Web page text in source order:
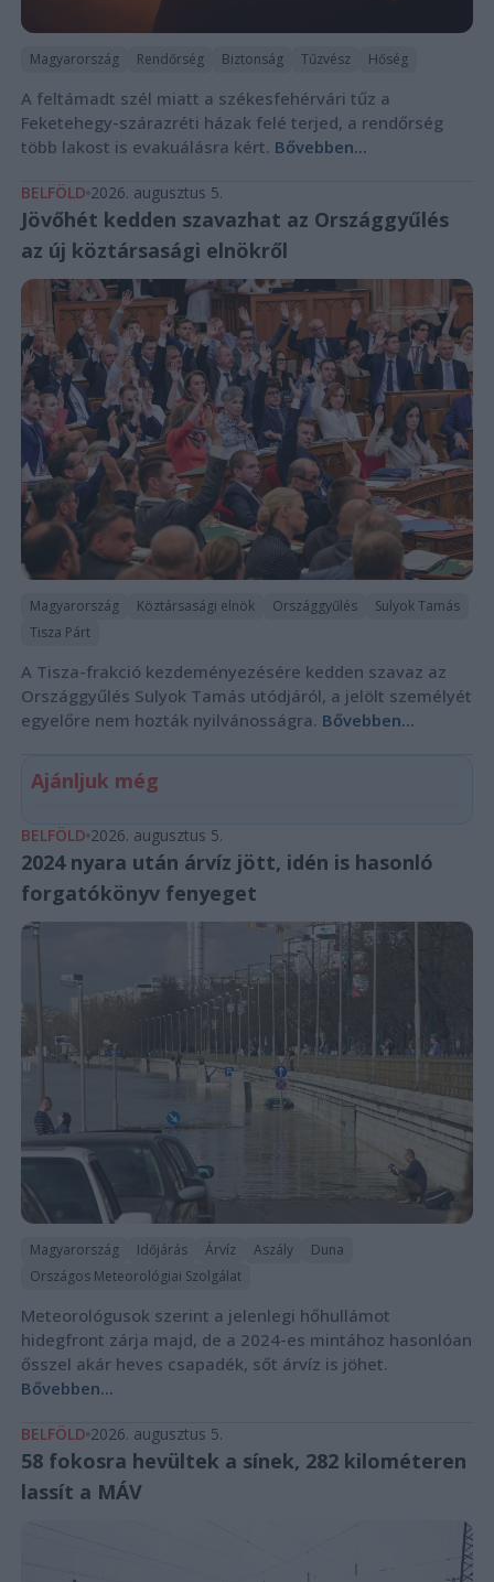
Magyarország Rendőrség Biztonság Tűzvész Hőség
A feltámadt szél miatt a székesfehérvári tűz a
Feketehegy-szárazréti házak felé terjed, a rendőrség
több lakost is evakuálásra kért. Bővebben...
BELFÖLD 2026. augusztus 5.
Jövőhét kedden szavazhat az Országgyűlés
az új köztársasági elnökről
Magyarország Köztársasági elnök Országgyűlés
Sulyok Tamás
Tisza Párt
A Tisza-frakció kezdeményezésére kedden szavaz az
Országgyűlés Sulyok Tamás utódjáról, a jelölt személyét
egyelőre nem hozták nyilvánosságra. Bővebben...
Ajánljuk még
BELFÖLD 2026. augusztus 5.
2024 nyara után árvíz jött, idén is hasonló
forgatókönyv fenyeget
Magyarország Időjárás Árvíz Aszály
Duna
Országos Meteorológiai Szolgálat
Meteorológusok szerint a jelenlegi hőhullámot
hidegfront zárja majd, de a 2024-es mintához hasonlóan
ősszel akár heves csapadék, sőt árvíz is jöhet.
Bővebben...
BELFÖLD 2026. augusztus 5.
58 fokosra hevültek a sínek, 282 kilométeren
lassít a MÁV